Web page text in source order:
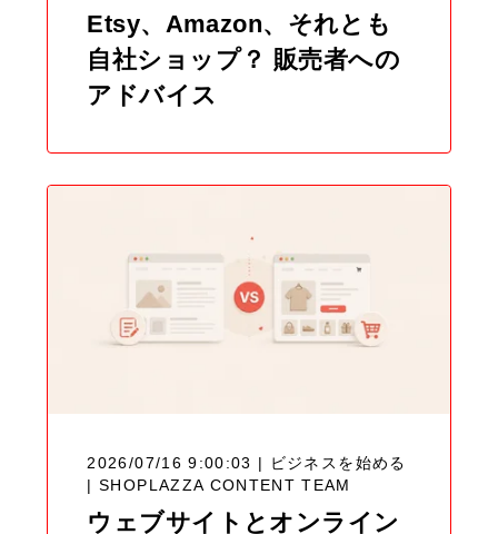
Etsy、Amazon、それとも
自社ショップ？ 販売者への
アドバイス
2026/07/16 9:00:03 | ビジネスを始める
|SHOPLAZZA CONTENT TEAM
ウェブサイトとオンライン